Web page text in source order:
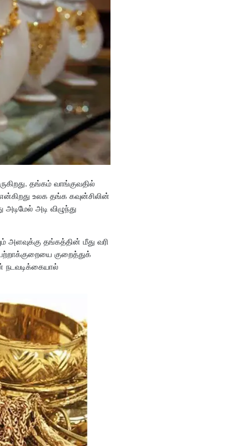
தங்கம் வாங்குவதில்
உலக தங்க கவுன்சிலின்
அடி விழுந்து
அளவுக்கு தங்கத்தின் மீது வரி
பற்றாக்குறையை குறைத்துக்
நடவடிக்கையால்